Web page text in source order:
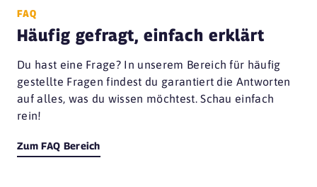
FAQ
Häufig gefragt, einfach erklärt
Du hast eine Frage? In unserem Bereich für häufig
gestellte Fragen findest du garantiert die Antworten
auf alles, was du wissen möchtest. Schau einfach
rein!
Zum FAQ Bereich